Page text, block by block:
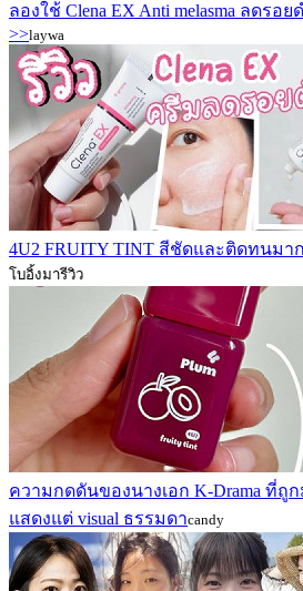
ลองใช้ Clena EX Anti melasma ลดรอ
>>laywa
4U2 FRUITY TINT สีชัดและติดทนม
โบอิ้งมารีวิว
ความกดดันของนางเอก K-Drama ที่ถู
แสดงแต่ visual ธรรมดาcandy